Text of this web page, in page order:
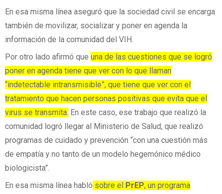
En esa misma línea aseguró que la sociedad civil se encarga
también de movilizar, socializar y poner en agenda la
información de la comunidad del VIH.
Por otro lado afirmó que una de las cuestiones que se logró
poner en agenda tiene que ver con lo que llaman
“indetectable intransmisible”, que tiene que ver con el
tratamiento que hacen personas positivas que evita que el
virus se transmita. En este caso, ese trabajo que realizó la
comunidad logró llegar al Ministerio de Salud, que realizó
programas de cuidado y prevención “con una cuestión más
de empatía y no tanto de un modelo hegemónico médico
biologicista”.
En esa misma línea habló sobre el PrEP, un programa